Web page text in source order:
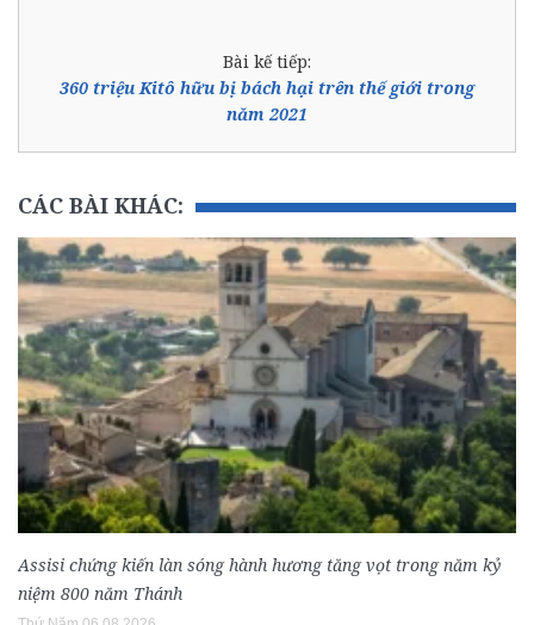
Bài kế tiếp:
360 triệu Kitô hữu bị bách hại trên thế giới trong
năm 2021
CÁC BÀI KHÁC:
Assisi chứng kiến làn sóng hành hương tăng vọt trong năm kỷ
niệm 800 năm Thánh